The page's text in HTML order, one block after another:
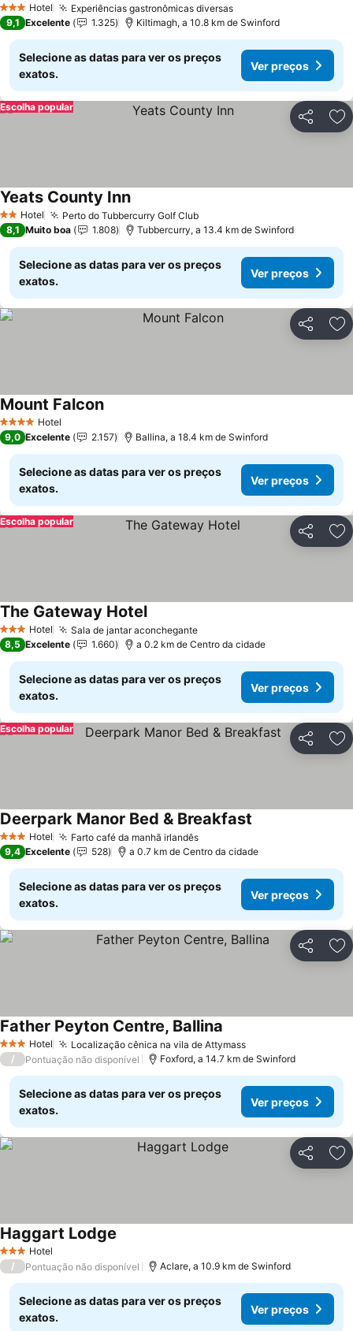
3 EstrelasHotel Experiências gastronômicas diversas
9,1 Excelente 1.325 Kiltimagh, a 10.8 km de Swinford
Selecione as datas para ver os preços
exatos.
Ver preços
Partilhar
Escolha popular
2 Estrelas
Hotel Perto do Tubbercurry Golf Club
Yeats County Inn
8,1 Muito boa 1.808 Tubbercurry, a 13.4 km de Swinford
Selecione as datas para ver os preços
exatos.
Ver preços
Partilhar
4 EstrelasHotel
Mount Falcon
9,0 Excelente 2.157 Ballina, a 18.4 km de Swinford
Selecione as datas para ver os preços
exatos.
Ver preços
Partilhar
Escolha popular
3 EstrelasHotel Sala de jantar aconchegante
The Gateway Hotel
8,5 Excelente 1.660 a 0.2 km de Centro da cidade
Selecione as datas para ver os preços
exatos.
Ver preços
Partilhar
Escolha popular
3 EstrelasHotel Farto café da manhã irlandês
Deerpark Manor Bed & Breakfast
9,4 Excelente 528 a 0.7 km de Centro da cidade
Selecione as datas para ver os preços
exatos.
Ver preços
Partilhar
3 EstrelasHotel Localização cênica na vila de Attymass
Father Peyton Centre, Ballina
/ Pontuação não disponível Foxford, a 14.7 km de Swinford
Selecione as datas para ver os preços
exatos.
Ver preços
Partilhar
3 EstrelasHotel
Haggart Lodge
/ Pontuação não disponível Aclare, a 10.9 km de Swinford
Selecione as datas para ver os preços
exatos.
Ver preços